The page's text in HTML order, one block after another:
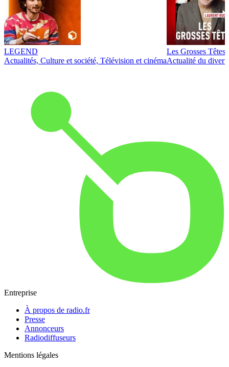
LEGEND
Actualités, Culture et société, Télévision et cinéma
Les Grosses Têtes
Actualité du
Entreprise
À propos de radio.fr
Presse
Annonceurs
Radiodiffuseurs
Mentions légales